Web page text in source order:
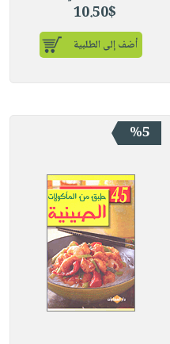
10.50$
أضف إلى الطلبية
%5